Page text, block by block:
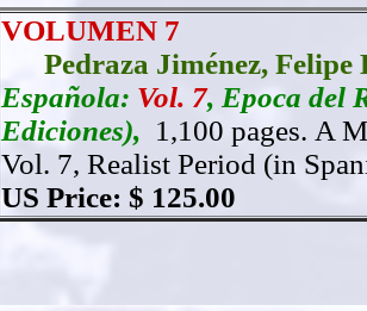
VOLUMEN 7
Pedraza Jiménez, Felipe
Española: Vol. 7, Epoca del
Ediciones), 1,100 pages. A
Vol. 7, Realist Period (in
US Price: $ 125.00